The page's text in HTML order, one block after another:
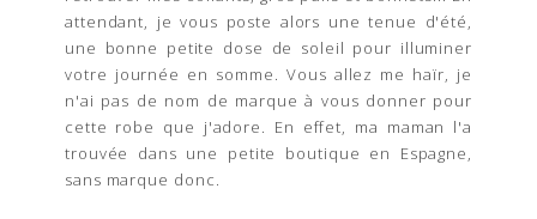
attendant, je vous poste alors une tenue d'été,
une bonne petite dose de soleil pour illuminer
votre journée en somme. Vous allez me haïr, je
n'ai pas de nom de marque à vous donner pour
cette robe que j'adore. En effet, ma maman l'a
trouvée dans une petite boutique en Espagne,
sans marque donc.